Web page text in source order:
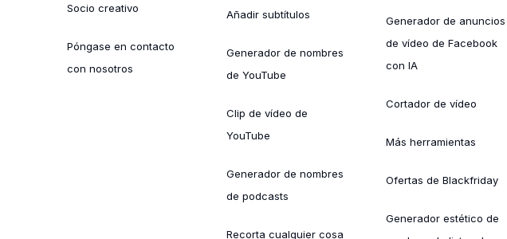
Socio creativo
Póngase en contacto
con nosotros
Añadir subtítulos
Generador de nombres
de YouTube
Clip de vídeo de
YouTube
Generador de nombres
de podcasts
Recorta cualquier cosa
Generador de anuncios
de vídeo de Facebook
con IA
Cortador de vídeo
Más herramientas
Ofertas de Blackfriday
Generador estético de